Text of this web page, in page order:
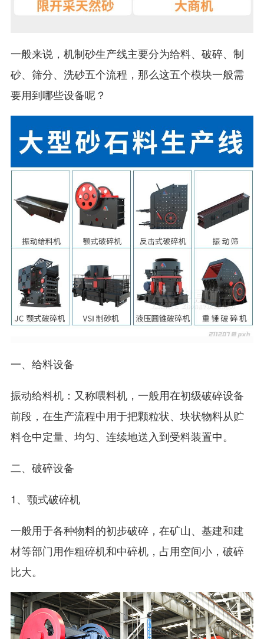
一般来说，机制砂生产线主要分为给料、破碎、制
砂、筛分、洗砂五个流程，那么这五个模块一般需
要用到哪些设备呢？
一、给料设备
振动给料机：又称喂料机，一般用在初级破碎设备
前段，在生产流程中用于把颗粒状、块状物料从贮
料仓中定量、均匀、连续地送入到受料装置中。
二、破碎设备
1、颚式破碎机
一般用于各种物料的初步破碎，在矿山、基建和建
材等部门用作粗碎机和中碎机，占用空间小，破碎
比大。